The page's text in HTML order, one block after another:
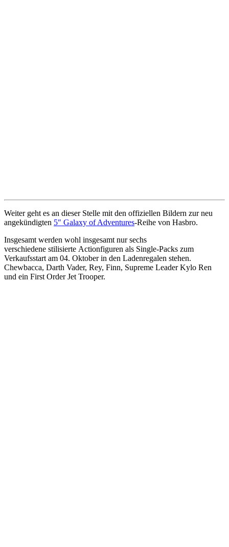
Weiter geht es an dieser Stelle mit den offiziellen Bildern zur neu
angekündigten 5″ Galaxy of Adventures-Reihe von Hasbro.
Insgesamt werden wohl insgesamt nur sechs
verschiedene stilisierte Actionfiguren als Single-Packs zum
Verkaufsstart am 04. Oktober in den Ladenregalen stehen.
Chewbacca, Darth Vader, Rey, Finn, Supreme Leader Kylo Ren
und ein First Order Jet Trooper.